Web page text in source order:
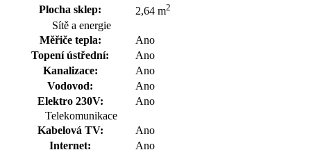
Plocha sklep: 2,64 m2
Sítě a energie
Měřiče tepla:
Ano
Topení ústřední:
Ano
Kanalizace:
Ano
Vodovod:
Ano
Elektro 230V:
Ano
Telekomunikace
Kabelová TV:
Ano
Internet:
Ano